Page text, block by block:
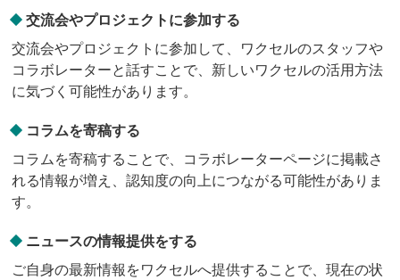
交流会やプロジェクトに参加する
交流会やプロジェクトに参加して、ワクセルのスタッフや
コラボレーターと話すことで、新しいワクセルの活用方法
に気づく可能性があります。
コラムを寄稿する
コラムを寄稿することで、コラボレーターページに掲載さ
れる情報が増え、認知度の向上につながる可能性がありま
す。
ニュースの情報提供をする
ご自身の最新情報をワクセルへ提供することで、現在の状